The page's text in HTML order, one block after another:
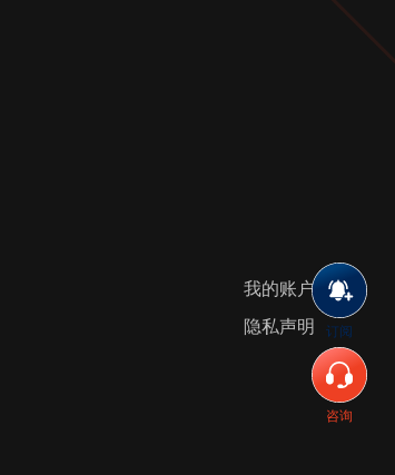
订阅
咨询
我的账户
隐私声明